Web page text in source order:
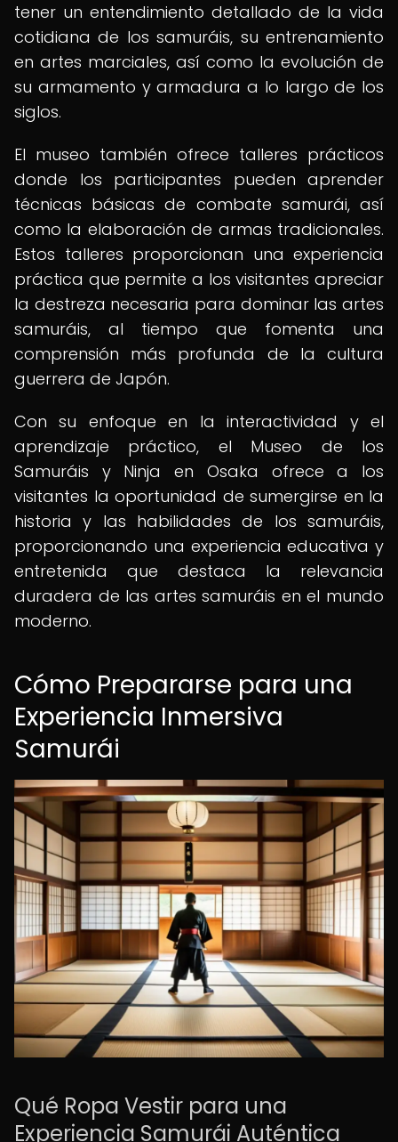
tener un entendimiento detallado de la vida
cotidiana de los samuráis, su entrenamiento
en artes marciales, así como la evolución de
su armamento y armadura a lo largo de los
siglos.
El museo también ofrece talleres prácticos
donde los participantes pueden aprender
técnicas básicas de combate samurái, así
como la elaboración de armas tradicionales.
Estos talleres proporcionan una experiencia
práctica que permite a los visitantes apreciar
la destreza necesaria para dominar las artes
samuráis, al tiempo que fomenta una
comprensión más profunda de la cultura
guerrera de Japón.
Con su enfoque en la interactividad y el
aprendizaje práctico, el Museo de los
Samuráis y Ninja en Osaka ofrece a los
visitantes la oportunidad de sumergirse en la
historia y las habilidades de los samuráis,
proporcionando una experiencia educativa y
entretenida que destaca la relevancia
duradera de las artes samuráis en el mundo
moderno.
Cómo Prepararse para una
Experiencia Inmersiva
Samurái
Qué Ropa Vestir para una
Experiencia Samurái Auténtica